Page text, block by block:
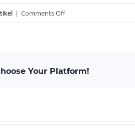
| Comments Offon
Jadi
Lewat
1
Your Platform!